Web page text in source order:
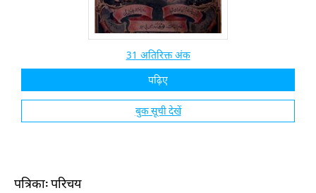
31 अतिरिक्त अंक
पढ़िए
बुक सूची देखें
पत्रिका: परिचय